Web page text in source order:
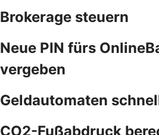
Brokerage steuern
Neue PIN fürs
vergeben
Geldautomaten
CO2-Fußabdruck